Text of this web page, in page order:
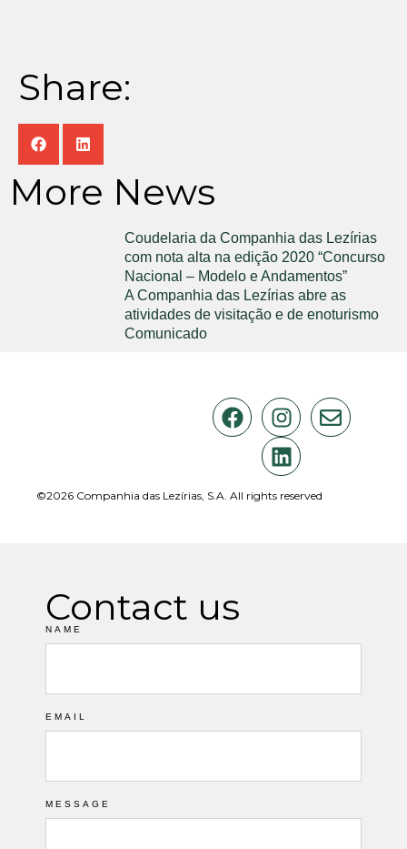
Share:
More News
Coudelaria da Companhia das Lezírias
com nota alta na edição 2020 “Concurso
Nacional – Modelo e Andamentos”
A Companhia das Lezírias abre as
atividades de visitação e de enoturismo
Comunicado
©2026 Companhia das Lezírias, S.A. All rights reserved
Contact us
NAME
EMAIL
MESSAGE